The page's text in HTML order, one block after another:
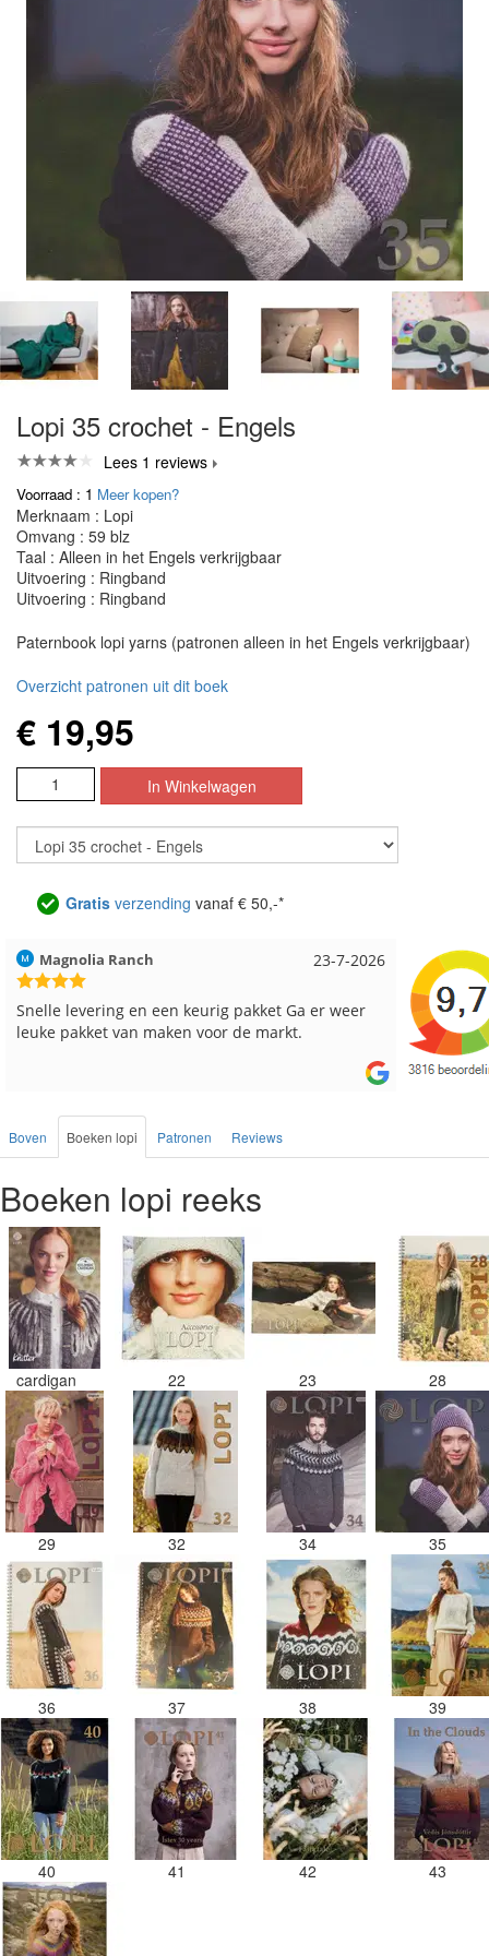
Lopi 35 crochet - Engels
Lees 1 reviews
Voorraad : 1 Meer kopen?
Merknaam : Lopi
Omvang : 59 blz
Taal : Alleen in het Engels verkrijgbaar
Uitvoering : Ringband
Uitvoering : Ringband
Paternbook lopi yarns (patronen alleen in het Engels verkrijgbaar)
Overzicht patronen uit dit boek
€ 19,95
Gratis verzending vanaf € 50,-*
23-7-2026
Magnolia Ranch
Snelle levering en een keurig pakket Ga er weer
leuke pakket van maken voor de markt.
Hilde uit
Reeds
besteld,
Boven Boeken lopi Patronen Reviews
Boeken lopi reeks
cardigan 22 23 28
29 32 34 35
36 37 38 39
40 41 42 43